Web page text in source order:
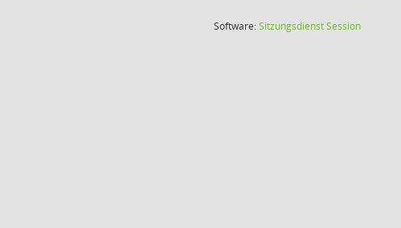
Software:SitzungsdienstSession(Wird in